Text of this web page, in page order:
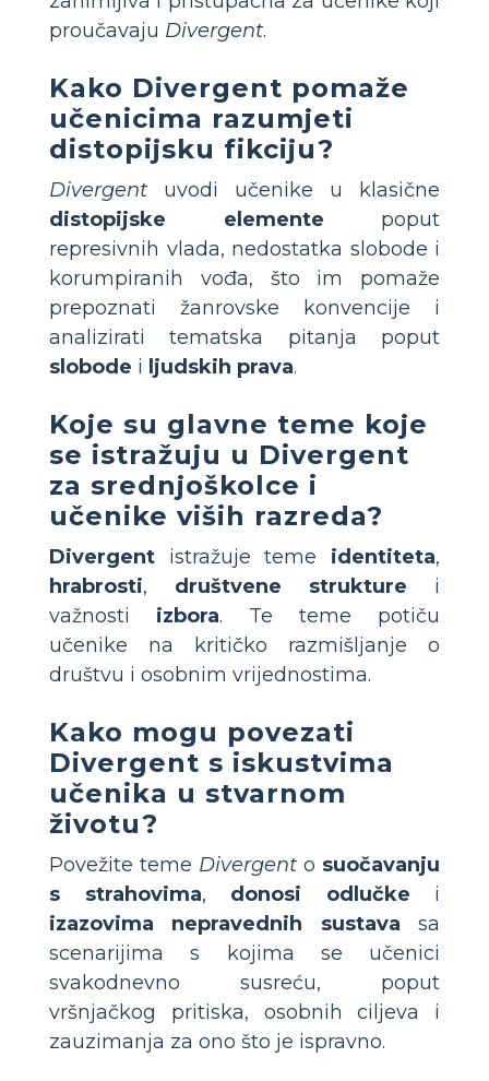
proučavaju Divergent.
Kako Divergent pomaže
učenicima razumjeti
distopijsku fikciju?
Divergent uvodi učenike u klasične
distopijske elemente poput
represivnih vlada, nedostatka slobode i
korumpiranih vođa, što im pomaže
prepoznati žanrovske konvencije i
analizirati tematska pitanja poput
slobode i ljudskih prava.
Koje su glavne teme koje
se istražuju u Divergent
za srednjoškolce i
učenike viših razreda?
Divergent istražuje teme identiteta,
hrabrosti, društvene strukture i
važnosti izbora. Te teme potiču
učenike na kritičko razmišljanje o
društvu i osobnim vrijednostima.
Kako mogu povezati
Divergent s iskustvima
učenika u stvarnom
životu?
Povežite teme Divergent o suočavanju
s strahovima, donosi odlučke i
izazovima nepravednih sustava sa
scenarijima s kojima se učenici
svakodnevno susreću, poput
vršnjačkog pritiska, osobnih ciljeva i
zauzimanja za ono što je ispravno.